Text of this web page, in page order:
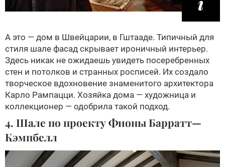
А это — дом в Швейцарии, в Гштааде. Типичный для
стиля шале фасад скрывает ироничный интерьер.
Здесь никак не ожидаешь увидеть посеребренных
стен и потолков и странных росписей. Их создало
творческое вдохновение знаменитого архитектора
Карло Рампацци. Хозяйка дома — художница и
коллекционер — одобрила такой подход.
4. Шале по проекту Фионы Барратт—
Кэмпбелл